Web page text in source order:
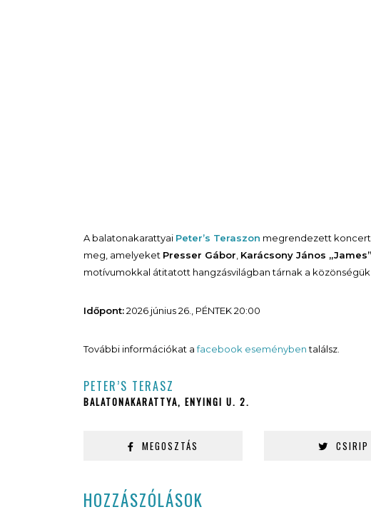
A balatonakarattyai Peter’s Teraszon megrendezett
meg, amelyeket Presser Gábor, Karácsony János „James”
motívumokkal átitatott hangzásvilágban tárnak a
Időpont:2026 június 26., PÉNTEK 20:00
További információkat afacebook eseménybentalálsz.
PETER’S TERASZ
BALATONAKARATTYA, ENYINGI U. 2.
MEGOSZTÁS CSIRIP
HOZZÁSZÓLÁSOK